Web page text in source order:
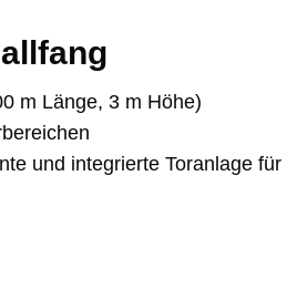
m Länge, 3 m Höhe)
und integrierte Toranlage für